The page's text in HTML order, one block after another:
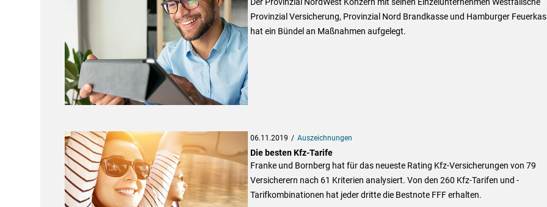
Provinzial Versicherung, Provinzial Nord Brandkasse und Hamburger
hat ein Bündel an Maßnahmen aufgelegt.
06.11.2019 Auszeichnungen
Die besten Kfz-Tarife
Franke und Bornberg hat für das neueste Rating Kfz-Versicherungen von 79
Versicherern nach 61 Kriterien analysiert. Von den 260 Kfz-Tarifen und -
Tarifkombinationen hat jeder dritte die Bestnote FFF erhalten.